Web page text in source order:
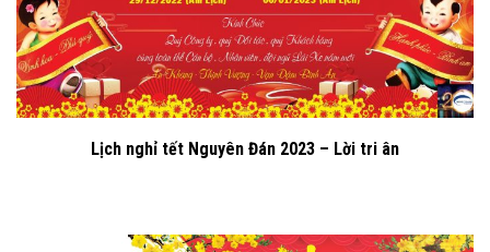
Lịch nghỉ tết Nguyên Đán 2023 – Lời tri ân